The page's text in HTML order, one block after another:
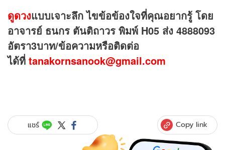
ดูดวงแบบเจาะลึก ไขข้อข้องใจที่คุณอยากรู้ โดย
อาจารย์ ธนกร ตันติถาวร พิมพ์ H05 ส่ง 4888093
อัตรา3บาท/ข้อความหรือติดต่อ
ได้ที่ tanakornsanook@gmail.com
แชร์ Copy link